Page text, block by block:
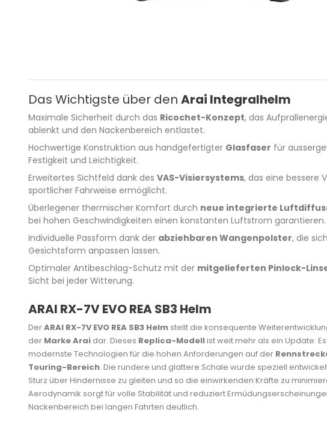
Das Wichtigste über den Arai Integralhelm
Maximale Sicherheit durch das Ricochet-Konzept, das
ablenkt und den Nackenbereich entlastet.
Hochwertige Konstruktion aus handgefertigter Glasfaser für
Festigkeit und Leichtigkeit.
Erweitertes Sichtfeld dank des VAS-Visiersystems, das eine bessere
sportlicher Fahrweise ermöglicht.
Überlegener thermischer Komfort durch neue integrierte
bei hohen Geschwindigkeiten einen konstanten Luftstrom garantieren.
Individuelle Passform dank der abziehbaren Wangenpolster, die
Gesichtsform anpassen lassen.
Optimaler Antibeschlag-Schutz mit der mitgelieferten Pinlock-
Sicht bei jeder Witterung.
ARAI RX-7V EVO REA SB3 Helm
DerARAI RX-7V EVO REA SB3 Helm stellt die konsequente
der Marke Arai dar. Dieses Replica-Modellist weit mehr als ein Update:
modernste Technologien für die hohen Anforderungen auf der
Touring-Bereich. Die rundere und glattere Schale wurde speziell
Sturz über Hindernisse zu gleiten und so die einwirkenden Kräfte zu
Aerodynamik sorgt für volle Stabilität und reduziert
Nackenbereich bei langen Fahrten deutlich.